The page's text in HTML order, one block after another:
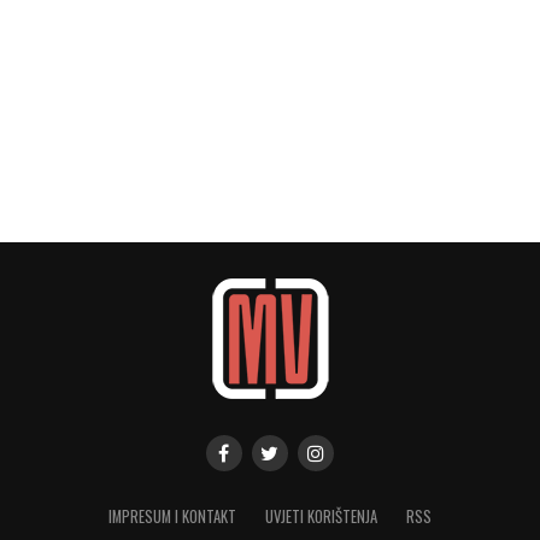
IMPRESUM I KONTAKT UVJETI KORIŠTENJA RSS